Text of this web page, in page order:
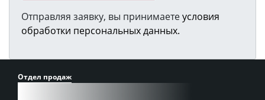
Отправляя заявку, вы принимаетеусловия
обработки персональных данных.
Отдел продаж